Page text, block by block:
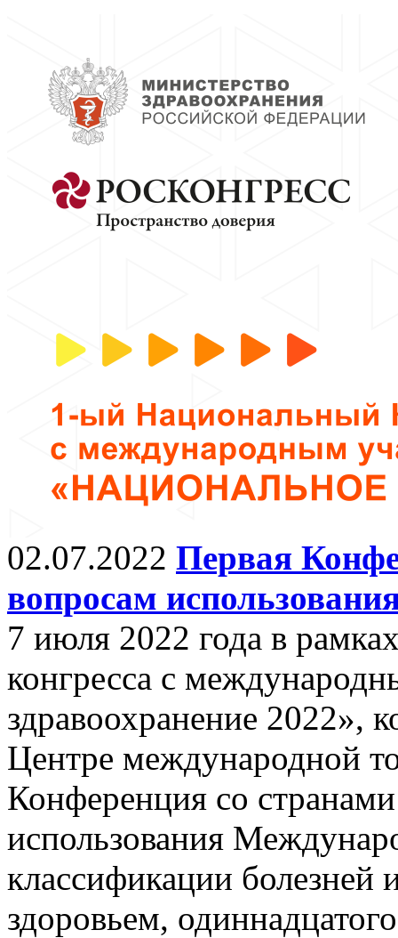
02.07.2022 Первая
вопросам
7 июля 2022 года в
конгресса с
здравоохранение 2022»,
Центре международной
Конференция со
использования
классификации болезней
здоровьем,